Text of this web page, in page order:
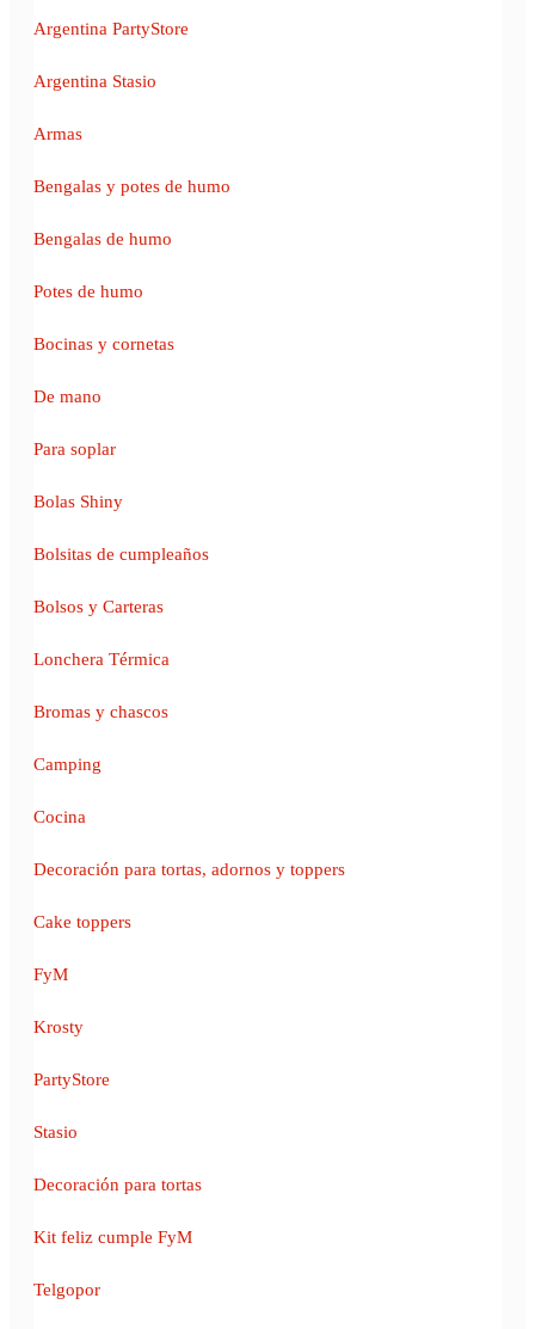
Argentina PartyStore
Argentina Stasio
Armas
Bengalas y potes de humo
Bengalas de humo
Potes de humo
Bocinas y cornetas
De mano
Para soplar
Bolas Shiny
Bolsitas de cumpleaños
Bolsos y Carteras
Lonchera Térmica
Bromas y chascos
Camping
Cocina
Decoración para tortas, adornos y toppers
Cake toppers
FyM
Krosty
PartyStore
Stasio
Decoración para tortas
Kit feliz cumple FyM
Telgopor